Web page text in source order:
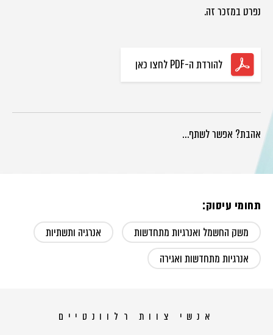
נפרט במזכר זה.
להורדת ה-PDF לחצו כאן
אהבת? אפשר לשתף…
תחומי עיסוק:
משק החשמל ואנרגיות מתחדשות
אנרגיה ותשתיות
אנרגיות מתחדשות ואגירה
אנשי צוות רלוונטיים